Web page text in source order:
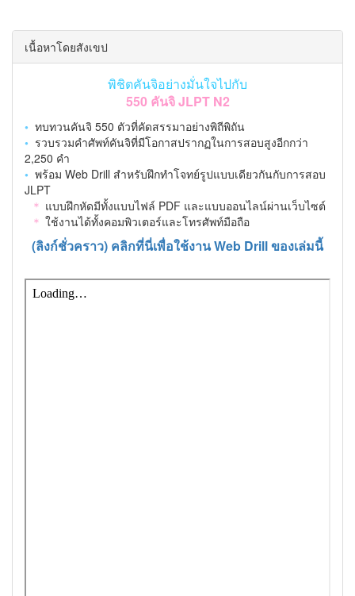
เนื้อหาโดยสังเขป
พิชิตคันจิอย่างมั่นใจไปกับ
550 คันจิ JLPT N2
• ทบทวนคันจิ 550 ตัวที่คัดสรรมาอย่างพิถีพิถัน
• รวบรวมคำศัพท์คันจิที่มีโอกาสปรากฏในการสอบสูงอีกกว่า
2,250 คำ
• พร้อม Web Drill สำหรับฝึกทำโจทย์รูปแบบเดียวกันกับการสอบ
JLPT
＊ แบบฝึกหัดมีทั้งแบบไฟล์ PDF และแบบออนไลน์ผ่านเว็บไซต์
＊ ใช้งานได้ทั้งคอมพิวเตอร์และโทรศัพท์มือถือ
(ลิงก์ชั่วคราว) คลิกที่นี่เพื่อใช้งาน Web Drill ของเล่มนี้